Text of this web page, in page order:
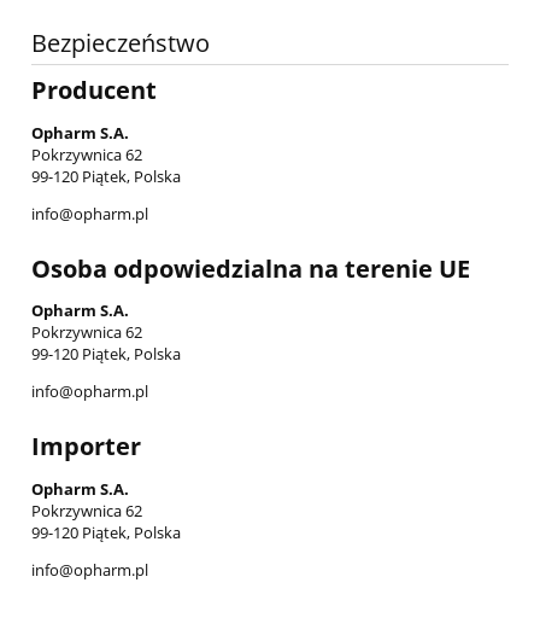
Bezpieczeństwo
Producent
Opharm S.A.
Pokrzywnica 62
99-120 Piątek, Polska
info@opharm.pl
Osoba odpowiedzialna na terenie UE
Opharm S.A.
Pokrzywnica 62
99-120 Piątek, Polska
info@opharm.pl
Importer
Opharm S.A.
Pokrzywnica 62
99-120 Piątek, Polska
info@opharm.pl